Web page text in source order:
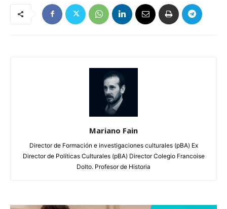
Mariano Fain
Director de Formación e investigaciones culturales (pBA) Ex
Director de Políticas Culturales (pBA) Director Colegio Francoise
Dolto. Profesor de Historia